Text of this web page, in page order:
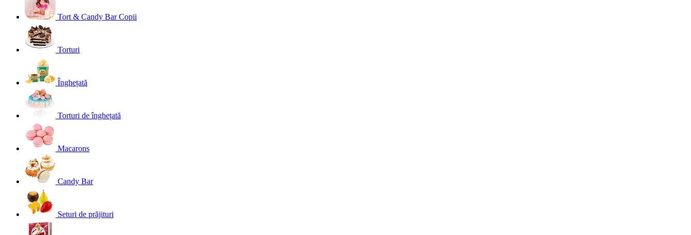
Tort & Candy Bar Copii
Torturi
Înghețată
Torturi de înghețată
Macarons
Candy Bar
Seturi de prăjituri